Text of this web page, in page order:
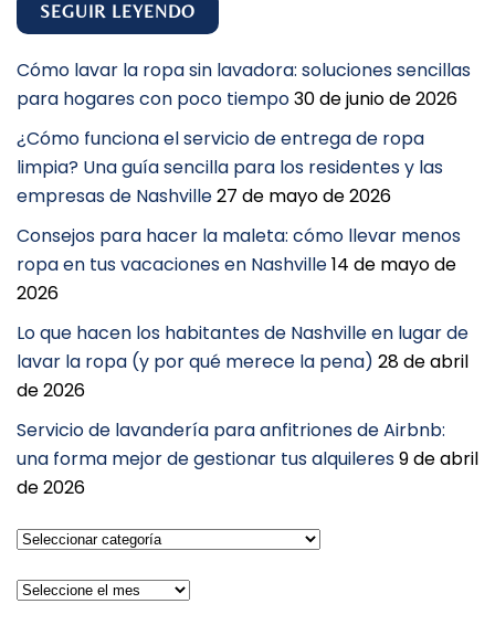
SEGUIR LEYENDO
Cómo lavar la ropa sin lavadora: soluciones sencillas
para hogares con poco tiempo30 de junio de 2026
¿Cómo funciona el servicio de entrega de ropa
limpia? Una guía sencilla para los residentes y las
empresas de Nashville27 de mayo de 2026
Consejos para hacer la maleta: cómo llevar menos
ropa en tus vacaciones en Nashville14 de mayo de
2026
Lo que hacen los habitantes de Nashville en lugar de
lavar la ropa (y por qué merece la pena) 28 de abril
de 2026
Servicio de lavandería para anfitriones de Airbnb:
una forma mejor de gestionar tus alquileres9 de abril
de 2026
Seleccionar
Archivos